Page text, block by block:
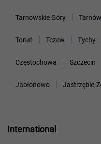
Tarnowskie Góry Tarnów
Toruń Tczew Tychy
Częstochowa Szczecin
Jabłonowo Jastrzębie-
International